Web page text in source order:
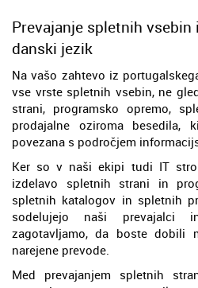
Prevajanje spletnih
danski jezik
Na vašo zahtevo iz
vse vrste spletnih vsebin, ne
strani, programsko opremo,
prodajalne oziroma
povezana s področjem
Ker so v naši ekipi tudi IT
izdelavo spletnih strani in
spletnih katalogov in spletnih
sodelujejo naši prevajalci
zagotavljamo, da boste dobili
narejene prevode.
Med prevajanjem spletnih